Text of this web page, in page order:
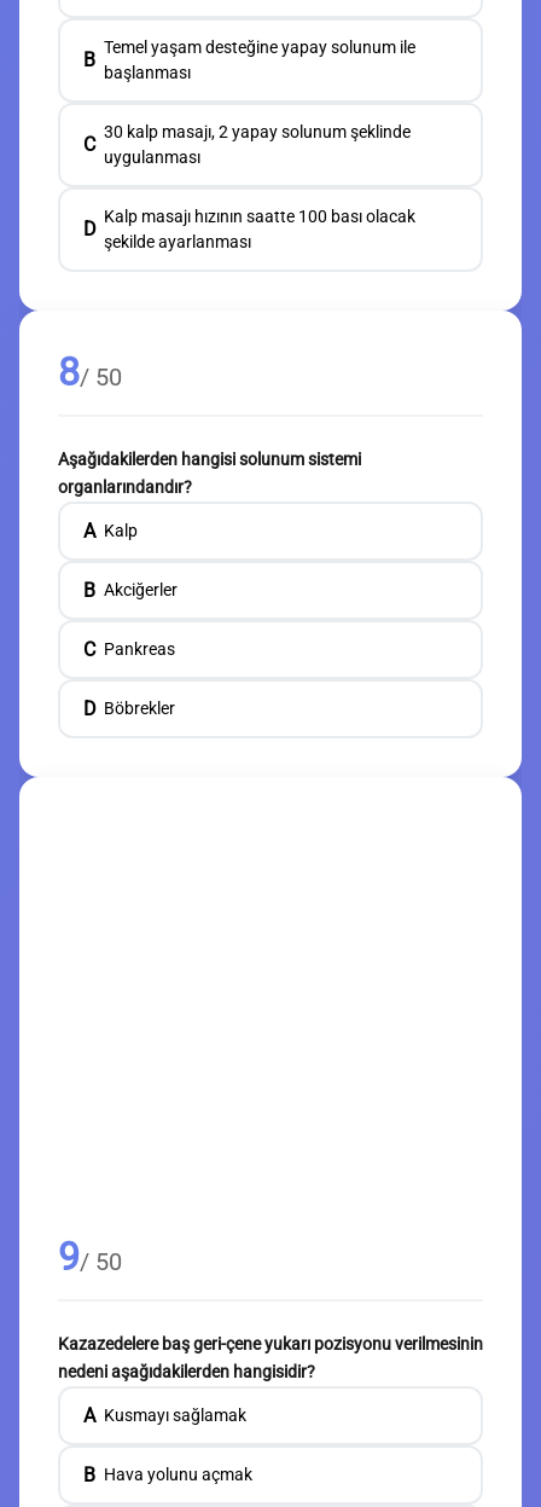
B
Temel yaşam desteğine yapay solunum ile
başlanması
C
30 kalp masajı, 2 yapay solunum şeklinde
uygulanması
D
Kalp masajı hızının saatte 100 bası olacak
şekilde ayarlanması
8/ 50
Aşağıdakilerden hangisi solunum sistemi
organlarındandır?
A Kalp
B Akciğerler
C Pankreas
D Böbrekler
9/ 50
Kazazedelere baş geri-çene yukarı pozisyonu verilmesinin
nedeni aşağıdakilerden hangisidir?
A Kusmayı sağlamak
B Hava yolunu açmak